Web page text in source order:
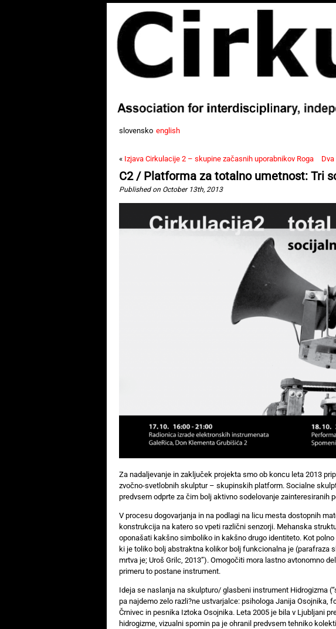
slovensko english
« Izjava Cirkulacije 2 – skupine začasnih uporabnikov Roga
C2 / Platforma za totalno umetnost: Tri
Published on October 13th, 2013
Za nadaljevanje in zaključek projekta smo ob koncu leta 2013
zvočno-svetlobnih skulptur – skupinskih platform. Socialne
predvsem odprte za čim bolj aktivno sodelovanje zainteresiranih
V procesu dogovarjanja in na podlagi na licu mesta dostopnih
konstrukcija na katero so vpeti različni senzorji. Mehanska
oponašati kakšno simboliko in kakšno drugo identiteto. Kot
ki je toliko bolj abstraktna kolikor bolj funkcionalna je (parafraza
mrtva je; Uroš Grilc, 2013”). Omogočiti mora lastno avtonomno
primeru to postane instrument.
Ideja se naslanja na skulpturo/ glasbeni instrument Hidrogizma
pa najdemo zelo razli?ne ustvarjalce: psihologa Janija Osojnika,
Črnivec in pesnika Iztoka Osojnika. Leta 2005 je bila v Ljubljani
hidrogizme, vizualni spomin pa je ohranil predvsem tehniko